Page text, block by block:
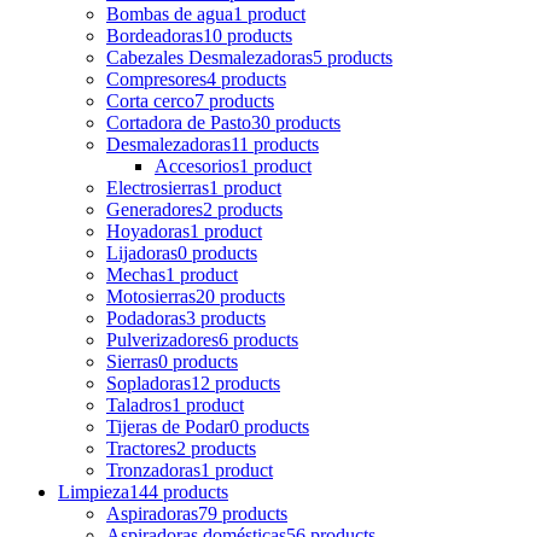
Bombas de agua1 product
Bordeadoras10 products
Cabezales Desmalezadoras5 products
Compresores4 products
Corta cerco7 products
Cortadora de Pasto30 products
Desmalezadoras11 products
Accesorios1 product
Electrosierras1 product
Generadores2 products
Hoyadoras1 product
Lijadoras0 products
Mechas1 product
Motosierras20 products
Podadoras3 products
Pulverizadores6 products
Sierras0 products
Sopladoras12 products
Taladros1 product
Tijeras de Podar0 products
Tractores2 products
Tronzadoras1 product
Limpieza144 products
Aspiradoras79 products